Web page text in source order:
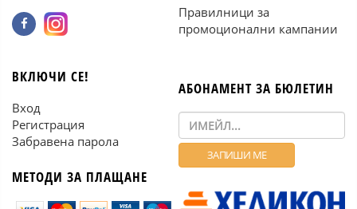
Правилници за
промоционални кампании
ВКЛЮЧИ СЕ!
Вход
Регистрация
Забравена парола
МЕТОДИ ЗА ПЛАЩАНЕ
АБОНАМЕНТ ЗА БЮЛЕТИН